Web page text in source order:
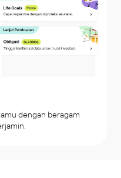
dengan beragam